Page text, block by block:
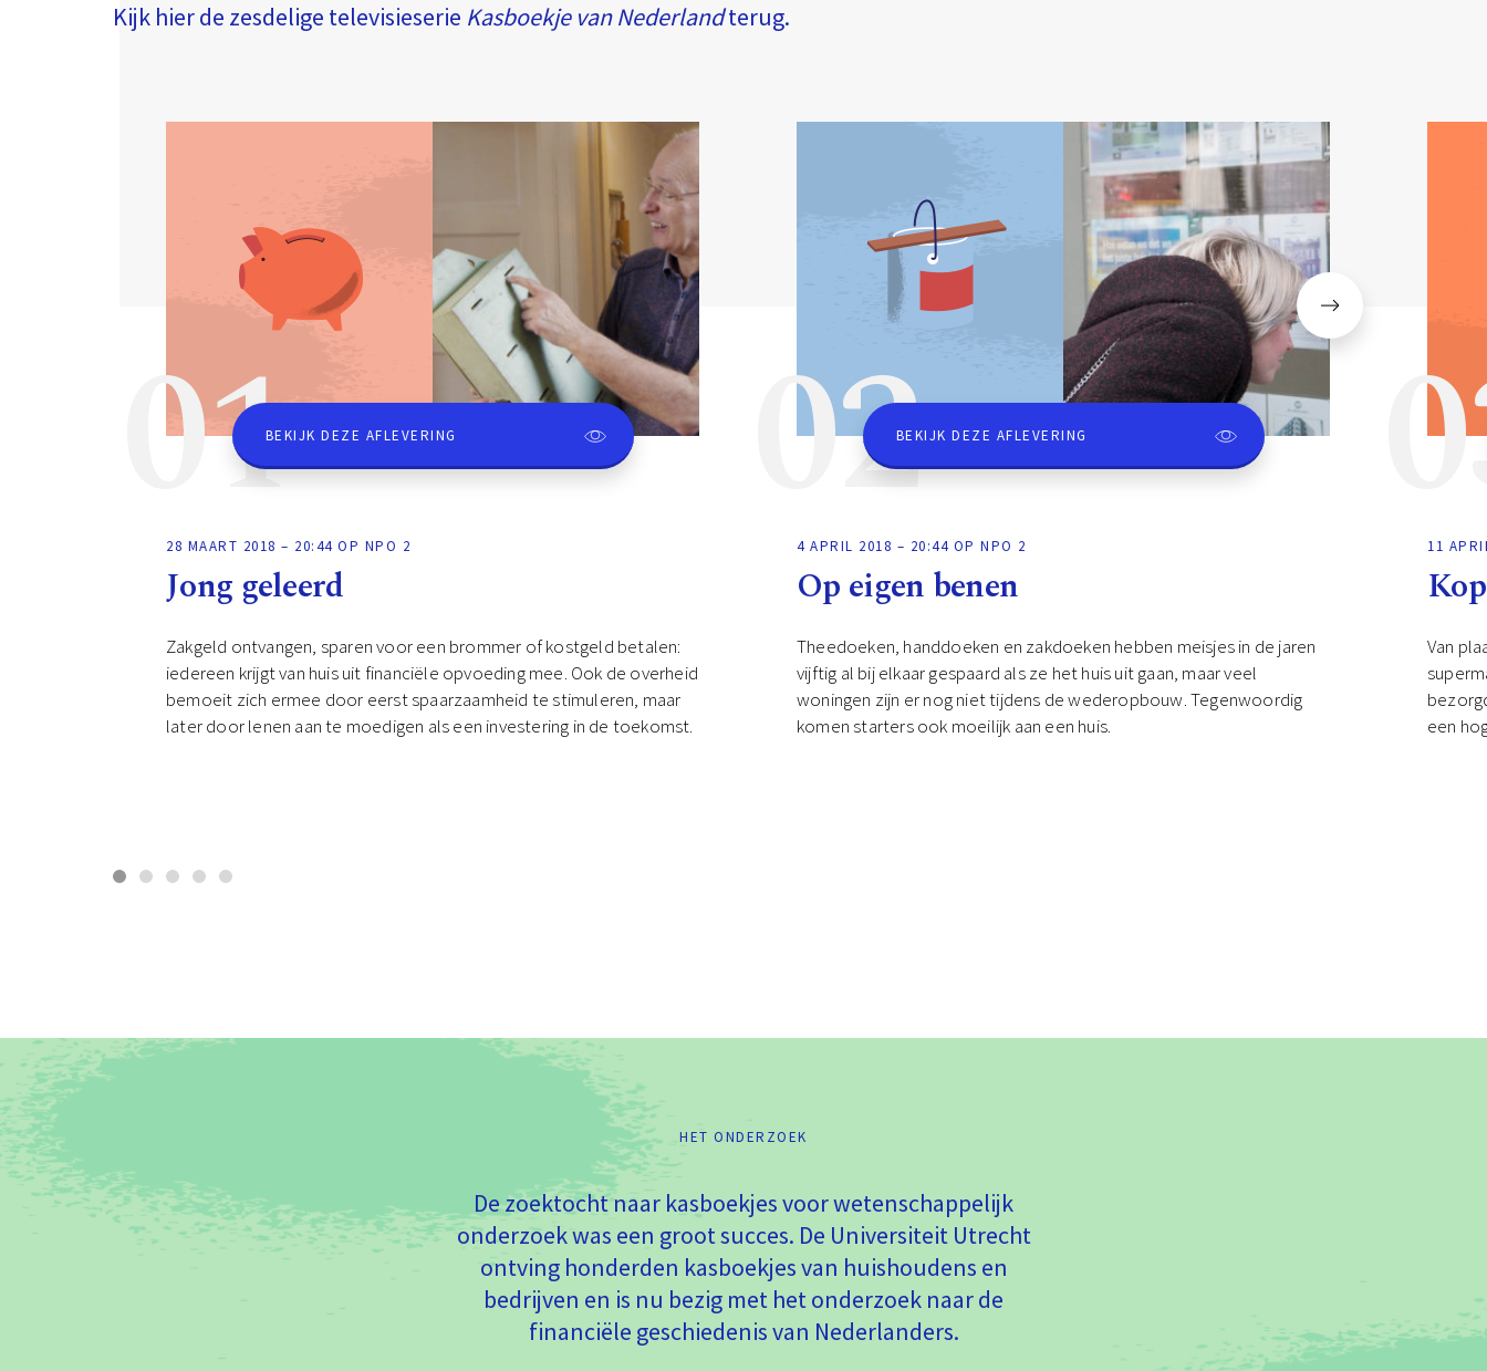
Kijk hier de zesdelige televisieserie Kasboekje van Nederlandterug.
BEKIJK DEZE AFLEVERING
01
28 MAART 2018 – 20:44 OP NPO 2
Jong geleerd
Zakgeld ontvangen, sparen voor een brommer of kostgeld betalen:
iedereen krijgt van huis uit financiële opvoeding mee. Ook de overheid
bemoeit zich ermee door eerst spaarzaamheid te stimuleren, maar
later door lenen aan te moedigen als een investering in de toekomst.
BEKIJK DEZE AFLEVERING
02
4 APRIL 2018 – 20:44 OP NPO 2
Op eigen benen
Theedoeken, handdoeken en zakdoeken hebben meisjes in de jaren
vijftig al bij elkaar gespaard als ze het huis uit gaan, maar veel
woningen zijn er nog niet tijdens de wederopbouw. Tegenwoordig
komen starters ook moeilijk aan een huis.
11
Van
een
HET ONDERZOEK
De zoektocht naar kasboekjes voor wetenschappelijk
onderzoek was een groot succes. De Universiteit Utrecht
ontving honderden kasboekjes van huishoudens en
bedrijven en is nu bezig met het onderzoek naar de
financiële geschiedenis van Nederlanders.